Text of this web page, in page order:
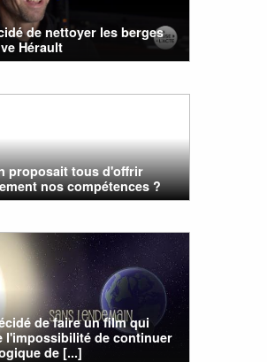
de nettoyer les berges
Hérault
proposait tous d'offrir
nos compétences ?
de faire un film qui
l'impossibilité de continuer
de [...]